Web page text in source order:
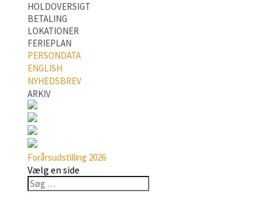
HOLDOVERSIGT
BETALING
LOKATIONER
FERIEPLAN
PERSONDATA
ENGLISH
NYHEDSBREV
ARKIV
Forårsudstilling 2026
Vælg en side